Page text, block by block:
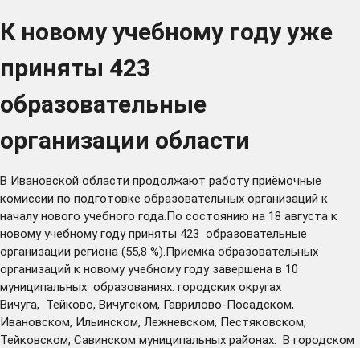
К новому учебному году уже
приняты 423
образовательные
организации области
В Ивановской области продолжают работу приёмочные
комиссии по подготовке образовательных организаций к
началу нового учебного года.По состоянию на 18 августа к
новому учебному году приняты 423 образовательные
организации региона (55,8 %).Приемка образовательных
организаций к новому учебному году завершена в 10
муниципальных образованиях: городских округах
Вичуга, Тейково, Вичугском, Гаврилово-Посадском,
Ивановском, Ильинском, Лежневском, Пестяковском,
Тейковском, Савинском муниципальных районах. В городском